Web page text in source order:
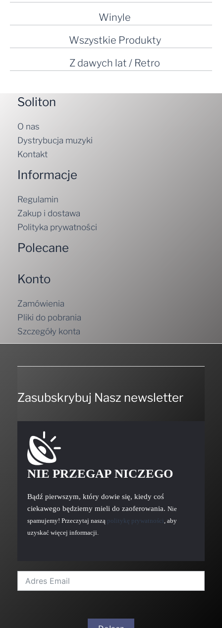
Winyle
Wszystkie Produkty
Z dawych lat / Retro
Soliton
O nas
Dystrybucja muzyki
Kontakt
Informacje
Regulamin
Zakup i dostawa
Polityka prywatności
Polecane
Konto
Zamówienia
Pliki do pobrania
Szczegóły konta
Zasubskrybuj Nasz newsletter
NIE PRZEGAP NICZEGO
Bądź pierwszym, który dowie się, kiedy coś
ciekawego będziemy mieli do zaoferowania. Nie
spamujemy! Przeczytaj naszą politykę prywatności , aby
uzyskać więcej informacji.